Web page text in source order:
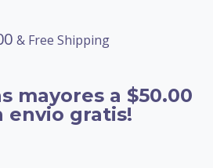
& Free Shipping
mayores a $50.00
envio gratis!